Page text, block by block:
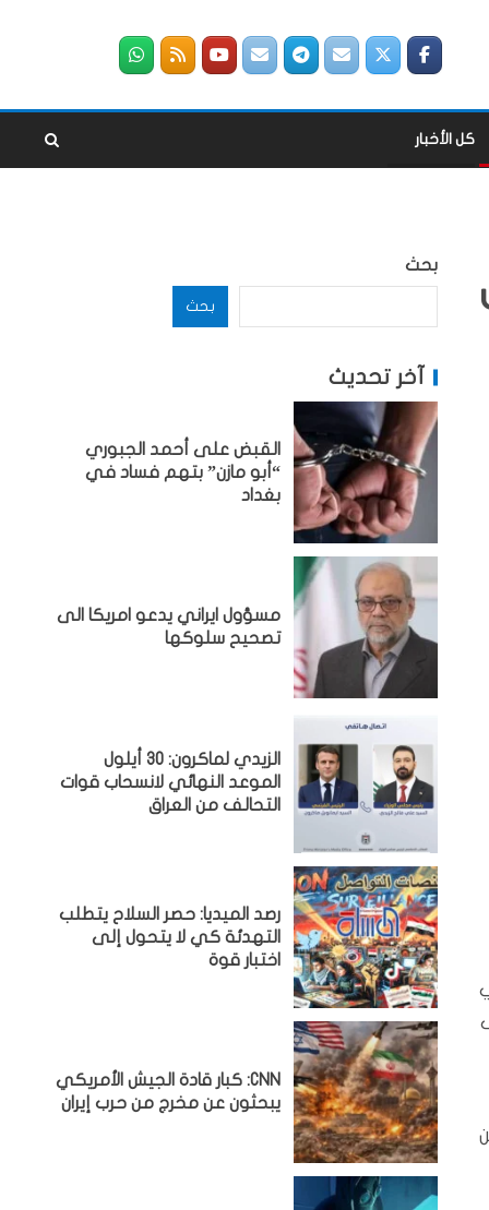
كل الأخبار
بحث
بحث
آخر تحديث
القبض على أحمد الجبوري
“أبو مازن” بتهم فساد في
بغداد
مسؤول ايراني يدعو امريكا الى
تصحيح سلوكها
الزيدي لماكرون: 30 أيلول
الموعد النهائي لانسحاب قوات
التحالف من العراق
رصد الميديا: حصر السلاح يتطلب
التهدئة كي لا يتحول إلى
اختبار قوة
CNN: كبار قادة الجيش الأمريكي
يبحثون عن مخرج من حرب إيران